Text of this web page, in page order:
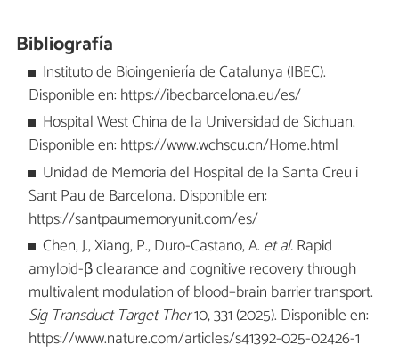
Bibliografía
Instituto de Bioingeniería de Catalunya (IBEC).
Disponible en: https://ibecbarcelona.eu/es/
Hospital West China de la Universidad de Sichuan.
Disponible en: https://www.wchscu.cn/Home.html
Unidad de Memoria del Hospital de la Santa Creu i
Sant Pau de Barcelona. Disponible en:
https://santpaumemoryunit.com/es/
Chen, J., Xiang, P., Duro-Castano, A. et al.Rapid
amyloid-β clearance and cognitive recovery through
multivalent modulation of blood–brain barrier transport.
Sig Transduct Target Ther10, 331 (2025). Disponible en:
https://www.nature.com/articles/s41392-025-02426-1